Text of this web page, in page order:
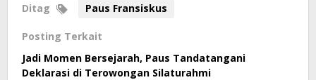
Ditag Paus Fransiskus
Posting Terkait
Jadi Momen Bersejarah, Paus Tandatangani
Deklarasi di Terowongan Silaturahmi